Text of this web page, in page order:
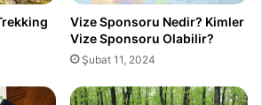
Vize Sponsoru Nedir? Kimler
Vize Sponsoru Olabilir?
Şubat 11, 2024